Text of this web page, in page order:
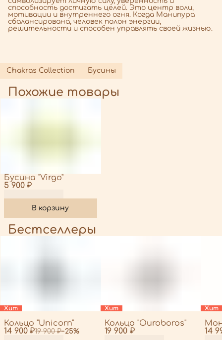
способность достигать целей. Это центр воли,
мотивации и внутреннего огня. Когда Манипура
сбалансирована, человек полон энергии,
решительности и способен управлять своей жизнью.
Chakras Collection Бусины
Похожие товары
5 900 ₽
Бусина "Virgo"
В корзину
Бестселлеры
Хит
14 900 ₽19 900 ₽−25%
Кольцо "Unicorn"
Хит
19 900 ₽
Кольцо "Ouroboros"
Хит
14